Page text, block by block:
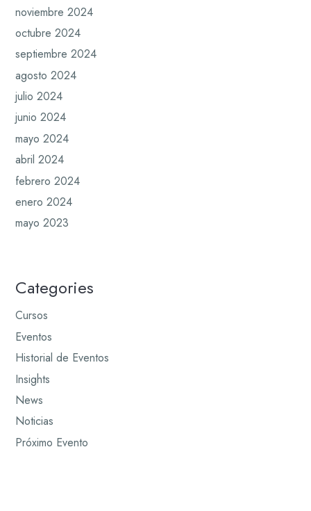
noviembre 2024
octubre 2024
septiembre 2024
agosto 2024
julio 2024
junio 2024
mayo 2024
abril 2024
febrero 2024
enero 2024
mayo 2023
Categories
Cursos
Eventos
Historial de Eventos
Insights
News
Noticias
Próximo Evento